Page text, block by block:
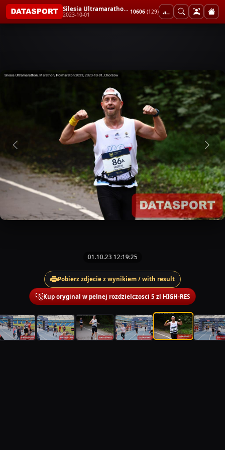
Silesia Ultramarathon, Marathon, Półmaraton 2023
2023-10-01 10606 (129)
01.10.23 12:19:25
Pobierz zdjecie z wynikiem / with result
Kup oryginal w pelnej rozdzielczosci 5 zl HIGH-RES